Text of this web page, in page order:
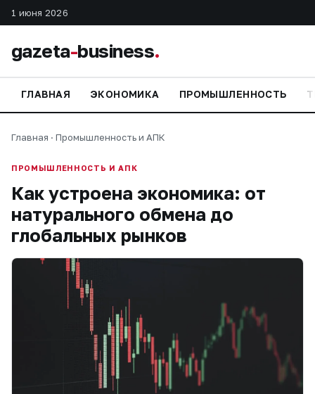
1 июня 2026
gazeta-business.
ГЛАВНАЯ ЭКОНОМИКА ПРОМЫШЛЕННОСТЬ
Главная · Промышленность и АПК
ПРОМЫШЛЕННОСТЬ И АПК
Как устроена экономика: от
натурального обмена до
глобальных рынков